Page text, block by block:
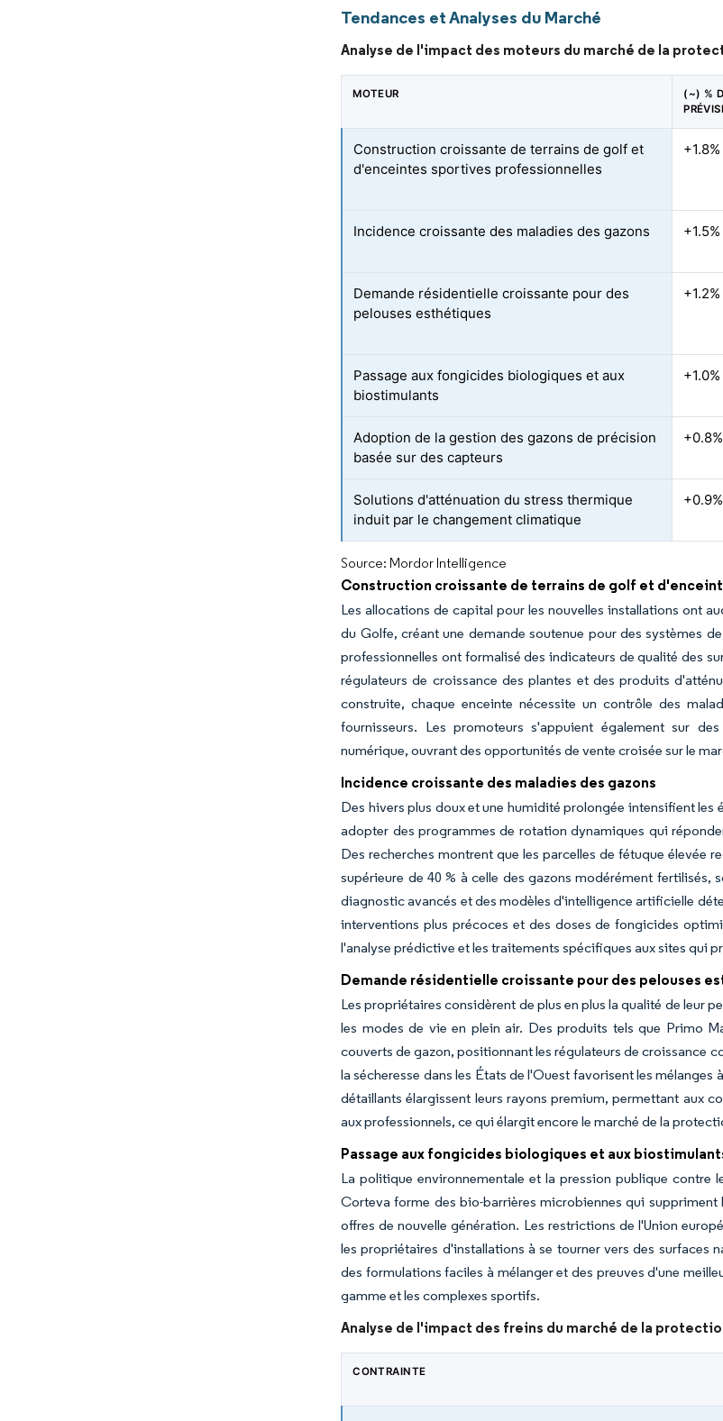
Tendances et Analyses du Marché
Analyse de l'impact des moteurs du marché de la
MOTEUR
(~) %
Construction croissante de terrains de golf et
d'enceintes sportives professionnelles
+1.8%
Incidence croissante des maladies des gazons +1.5%
Demande résidentielle croissante pour des
pelouses esthétiques
+1.2%
Passage aux fongicides biologiques et aux
biostimulants
+1.0%
Adoption de la gestion des gazons de précision
basée sur des capteurs
+0.8%
Solutions d'atténuation du stress thermique
induit par le changement climatique
+0.9%
Source: Mordor Intelligence
Construction croissante de terrains de golf et
Les allocations de capital pour les nouvelles installations ont
du Golfe, créant une demande soutenue pour des systèmes
professionnelles ont formalisé des indicateurs de qualité des
régulateurs de croissance des plantes et des produits
construite, chaque enceinte nécessite un contrôle des
fournisseurs. Les promoteurs s'appuient également sur
numérique, ouvrant des opportunités de vente croisée sur le
Incidence croissante des maladies des gazons
Des hivers plus doux et une humidité prolongée intensifient
adopter des programmes de rotation dynamiques qui
Des recherches montrent que les parcelles de fétuque élevée
supérieure de 40 % à celle des gazons modérément
diagnostic avancés et des modèles d'intelligence artificielle
interventions plus précoces et des doses de fongicides
l'analyse prédictive et les traitements spécifiques aux sites qui
Demande résidentielle croissante pour des pelouses
Les propriétaires considèrent de plus en plus la qualité de leur
les modes de vie en plein air. Des produits tels que Primo
couverts de gazon, positionnant les régulateurs de croissance
la sécheresse dans les États de l'Ouest favorisent les
détaillants élargissent leurs rayons premium, permettant aux
aux professionnels, ce qui élargit encore le marché de la
Passage aux fongicides biologiques et aux
La politique environnementale et la pression publique contre
Corteva forme des bio-barrières microbiennes qui
offres de nouvelle génération. Les restrictions de l'Union
les propriétaires d'installations à se tourner vers des surfaces
des formulations faciles à mélanger et des preuves d'une
gamme et les complexes sportifs.
Analyse de l'impact des freins du marché de la
CONTRAINTE